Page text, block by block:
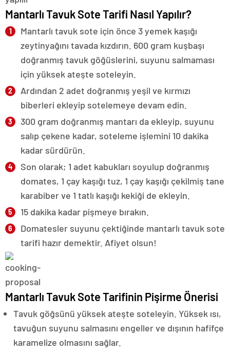
Mantarlı Tavuk Sote Tarifi Nasıl Yapılır?
Mantarlı tavuk sote için önce 3 yemek kaşığı
zeytinyağını tavada kızdırın. 600 gram kuşbaşı
doğranmış tavuk göğüslerini, suyunu salmaması
için yüksek ateşte soteleyin.
Ardından 2 adet doğranmış yeşil ve kırmızı
biberleri ekleyip sotelemeye devam edin.
300 gram doğranmış mantarı da ekleyip, suyunu
salıp çekene kadar, soteleme işlemini 10 dakika
kadar sürdürün.
Son olarak; 1 adet kabukları soyulup doğranmış
domates, 1 çay kaşığı tuz, 1 çay kaşığı çekilmiş tane
karabiber ve 1 tatlı kaşığı kekiği de ekleyin.
15 dakika kadar pişmeye bırakın.
Domatesler suyunu çektiğinde mantarlı tavuk sote
tarifi hazır demektir. Afiyet olsun!
Mantarlı Tavuk Sote Tarifinin Pişirme Önerisi
Tavuk göğsünü yüksek ateşte soteleyin. Yüksek ısı,
tavuğun suyunu salmasını engeller ve dışının hafifçe
karamelize olmasını sağlar.